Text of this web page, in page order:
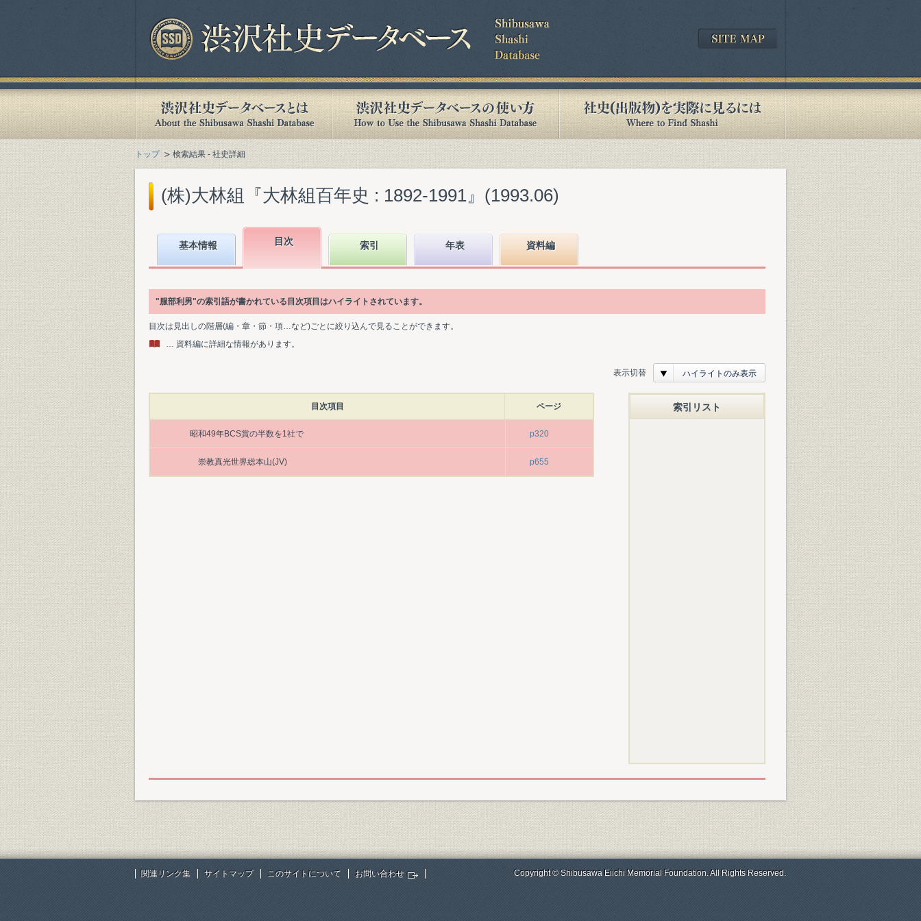
トップ 検索結果 - 社史詳細
(株)大林組『大林組百年史 : 1892-1991』(1993.06)
基本情報 目次 索引 年表 資料編
"服部利男"の索引語が書かれている目次項目はハイライトされています。
目次は見出しの階層(編・章・節・項…など)ごとに絞り込んで見ることができます。
… 資料編に詳細な情報があります。
表示切替 ハイライトのみ表示
目次項目 ページ
昭和49年BCS賞の半数を1社で p320
崇教真光世界総本山(JV) p655
索引リスト
関連リンク集 サイトマップ このサイトについて お問い合わせ Copyright © Shibusawa Eiichi Memorial Foundation. All Rights Reserved.